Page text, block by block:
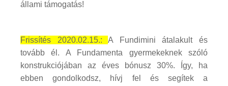
állami támogatás!
Frissítés 2020.02.15.:A Fundimini átalakult és
tovább él. A Fundamenta gyermekeknek szóló
konstrukciójában az éves bónusz 30%. Így, ha
ebben gondolkodsz, hívj fel és segítek a